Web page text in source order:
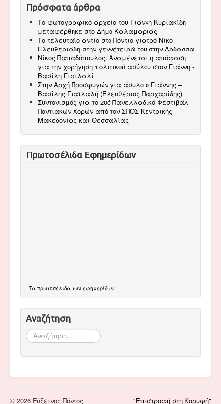
Πρόσφατα άρθρα
Το φωτογραφικό αρχείο του Γιάννη Κυριακίδη
μεταφέρθηκε στο Δήμο Καλαμαριάς
Το τελευταίο αντίο στο Πόντιο γιατρό Νίκο
Ελευθεριάδη στην γεννέτειρά του στην Άρδασσα
Νίκος Παπαδόπουλος: Αναμένεται η απόφαση
για την χορήγηση πολιτικού ασύλου στον Γιάννη -
Βασίλη Γιαϊλαλί
Στην Αρχή Προσφυγών για άσυλο ο Γιάννης –
Βασίλης Γιαϊλαλή (Ελευθέριος Παρχαρίδης)
Συντονισμός για το 20ό Πανελλαδικό Φεστιβάλ
Ποντιακών Χορών από τον ΣΠΟΣ Κεντρικής
Μακεδονίας και Θεσσαλίας
Πρωτοσέλιδα Εφημερίδων
Τα πρωτοσέλιδα των εφημερίδων
Αναζήτηση
Αναζήτηση...
"Επιστροφή στη Κορυφή"
© 2026 Εύξεινος Πόντος